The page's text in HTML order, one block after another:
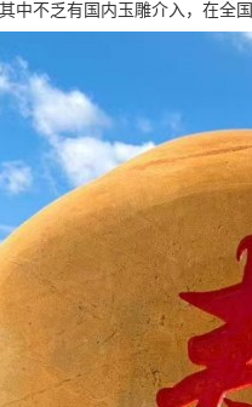
中不乏有国内玉雕介入，在全